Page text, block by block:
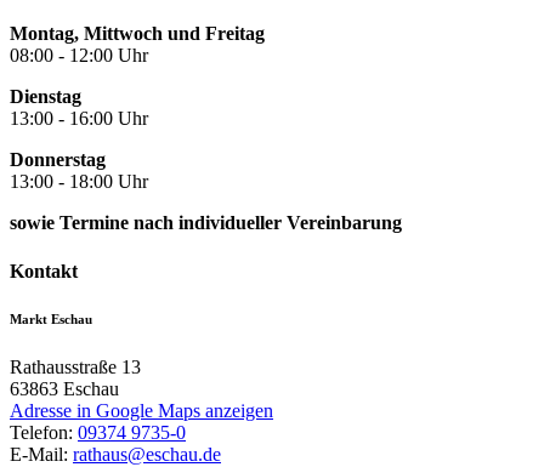
Montag, Mittwoch und Freitag
08:00 - 12:00 Uhr
Dienstag
13:00 - 16:00 Uhr
Donnerstag
13:00 - 18:00 Uhr
sowie Termine nach individueller Vereinbarung
Kontakt
Markt Eschau
Rathausstraße 13
63863 Eschau
Adresse in Google Maps anzeigen
Telefon: 09374 9735-0
E-Mail: rathaus@eschau.de